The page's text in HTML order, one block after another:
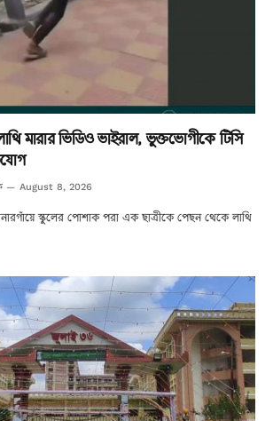
মারার ভিডিও ভাইরাল, ভুক্তভোগীকে টিসি
August 8, 2026
স্কুলের পোশাক পরা এক ছাত্রীকে পেছন থেকে লাথি